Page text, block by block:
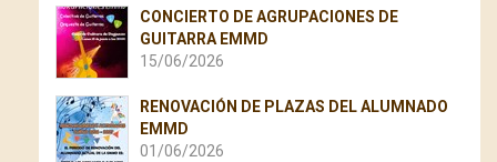
CONCIERTO DE AGRUPACIONES DE
GUITARRA EMMD
15/06/2026
RENOVACIÓN DE PLAZAS DEL ALUMNADO
EMMD
01/06/2026